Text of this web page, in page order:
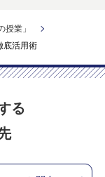
授業」
底活用術
る